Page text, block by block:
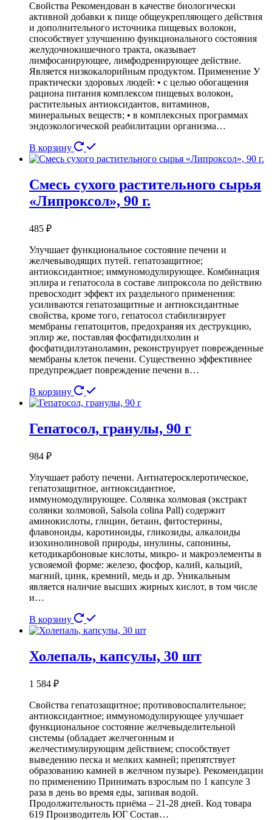
Свойства Рекомендован в качестве биологически
активной добавки к пище общеукрепляющего действия
и дополнительного источника пищевых волокон,
способствует улучшению функционального состояния
желудочно­кишечного тракта, оказывает
лимфосанирующее, лимфодренирующее действие.
Является низкокалорийным продуктом. Применение У
практически здоровых людей: • с целью обогащения
рациона питания комплексом пищевых волокон,
растительных антиоксидантов, витаминов,
минеральных веществ; • в комплексных программах
эндоэкологической реабилитации организма…
В корзину
Смесь сухого растительного сырья
«Липроксол», 90 г.
485 ₽
Улучшает функциональное состояние печени и
желчевыводящих путей. гепатозащитное;
антиоксидантное; иммуномодулирующее. Комбинация
эплира и гепатосола в составе липроксола по действию
превосходит эффект их раздельного применения:
усиливаются гепатозащитные и антиоксидантные
свойства, кроме того, гепатосол стабилизирует
мембраны гепатоцитов, предохраняя их деструкцию,
эплир же, поставляя фосфатидилхолин и
фосфатидилэтаноламин, реконструирует поврежденные
мембраны клеток печени. Cущественно эффективнее
предупреждает повреждение печени в…
В корзину
Гепатосол, гранулы, 90 г
984 ₽
Улучшает работу печени. Антиатеросклеротическое,
гепатозащитное, антиоксидантное,
иммуномодулирующее. Солянка холмовая (экстракт
солянки холмовой, Salsola colina Pall) содержит
аминокислоты, глицин, бетаин, фитостерины,
флавоноиды, каротиноиды, гликозиды, алкалоиды
изохинолиновой природы, инулины, сапонины,
кетодикарбоновые кислоты, микро- и макроэлементы в
усвояемой форме: железо, фосфор, калий, кальций,
магний, цинк, кремний, медь и др. Уникальным
является наличие высших жирных кислот, в том числе
и…
В корзину
Холепаль, капсулы, 30 шт
1 584 ₽
Свойства гепатозащитное; противовоспалительное;
антиоксидантное; иммуномодулирующее улучшает
функциональное состояние желчевыделительной
системы (обладает желчегонным и
желчестимулирующим действием; способствует
выведению песка и мелких камней; препятствует
образованию камней в желчном пузыре). Рекомендации
по применению Принимать взрослым по 1 капсуле 3
раза в день во время еды, запивая водой.
Продолжительность приёма – 21-28 дней. Код товара
619 Производитель ЮГ Состав…